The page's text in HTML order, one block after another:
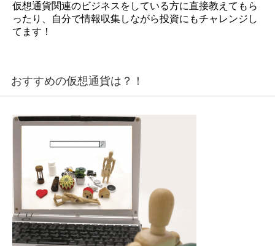
仮想通貨関連のビジネスをしている方に直接教えてもら
ったり、自分で情報収集しながら投資にもチャレンジし
てます！
おすすめの仮想通貨は？！